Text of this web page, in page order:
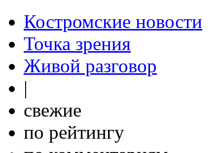
Костромские новости
Точка зрения
Живой разговор
|
свежие
по рейтингу